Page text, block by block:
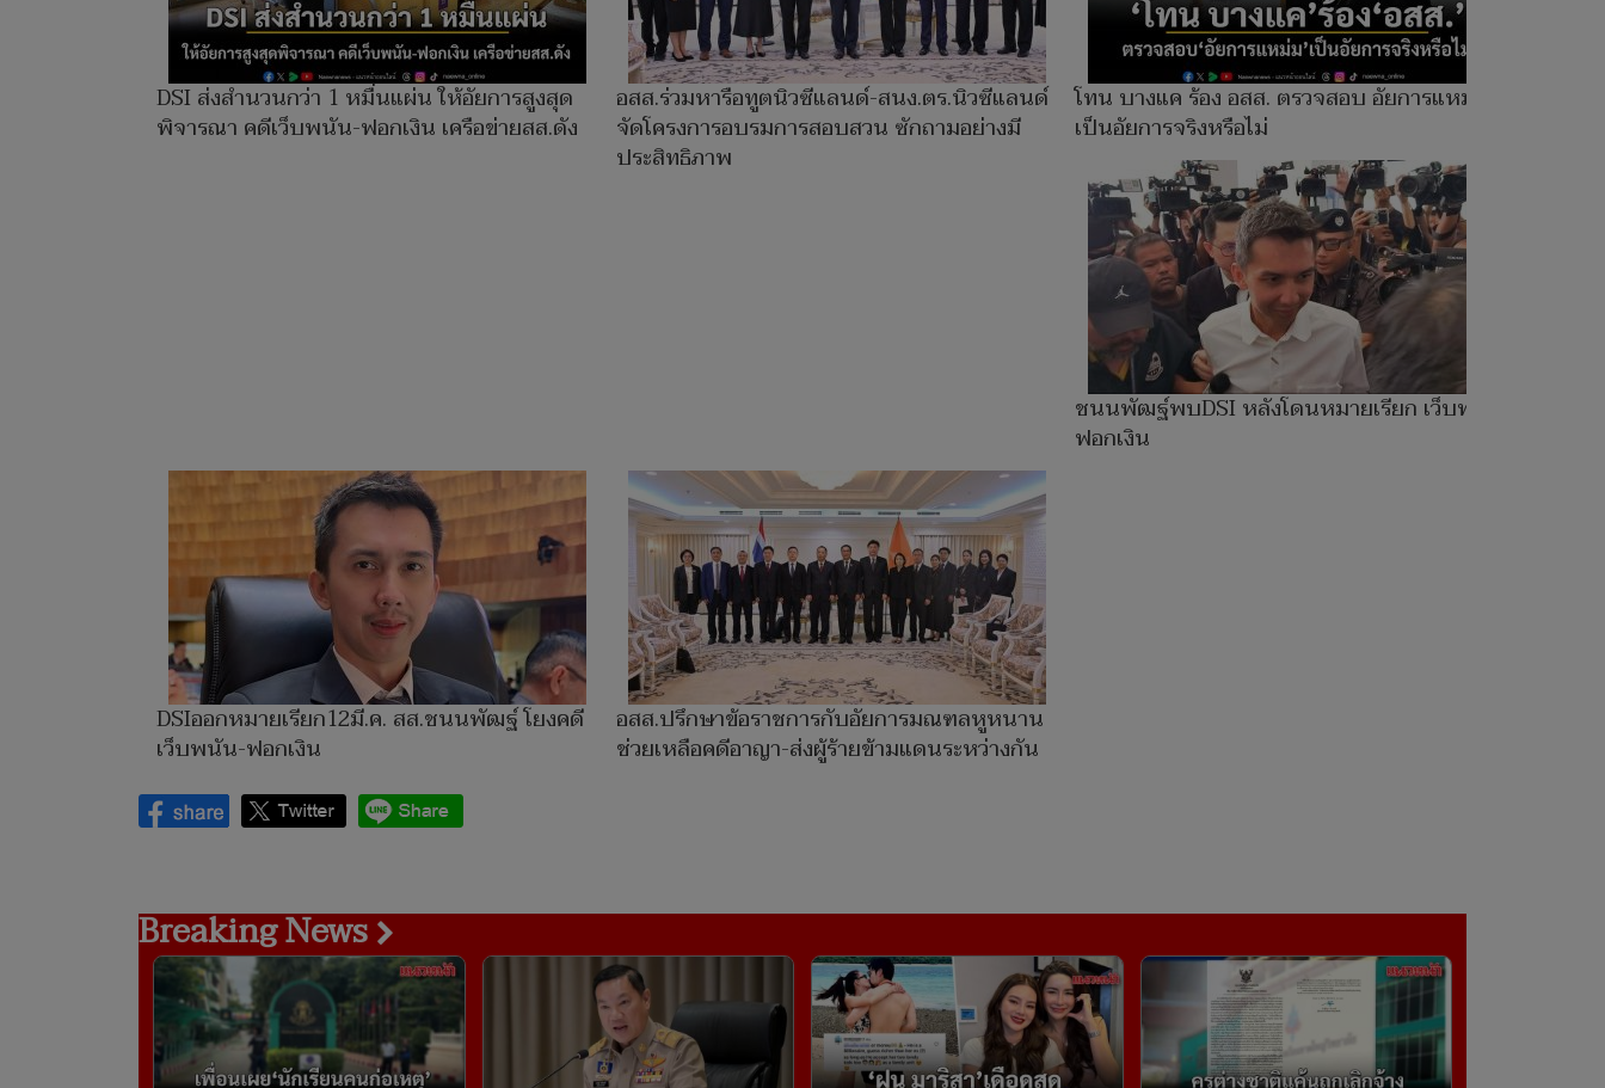
DSI ส่งสำนวนกว่า 1 หมื่นแผ่น ให้อัยการสูงสุด
พิจารณา คดีเว็บพนัน-ฟอกเงิน เครือข่ายสส.ดัง
อสส.ร่วมหารือทูตนิวซีแลนด์-สนง.ตร.นิวซีแลนด์
จัดโครงการอบรมการสอบสวน ซักถามอย่างมี
ประสิทธิภาพ
โทน บางแค ร้อง อสส. ตรวจสอบ อัยการแหม่ม
เป็นอัยการจริงหรือไม่
ชนนพัฒฐ์พบDSI หลังโดนหมายเรียก เว็บพนัน-
ฟอกเงิน
DSIออกหมายเรียก12มี.ค. สส.ชนนพัฒฐ์ โยงคดี
เว็บพนัน-ฟอกเงิน
อสส.ปรึกษาข้อราชการกับอัยการมณฑลหูหนาน
ช่วยเหลือคดีอาญา-ส่งผู้ร้ายข้ามแดนระหว่างกัน
Breaking News